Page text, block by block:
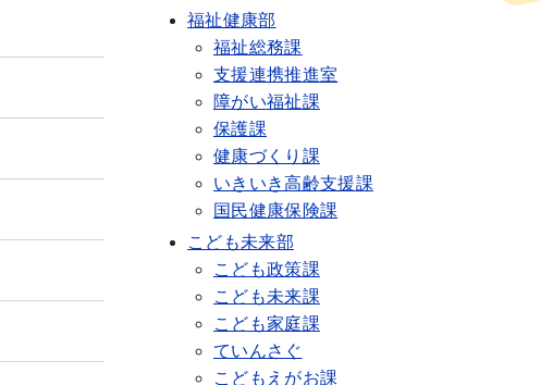
福祉健康部
福祉総務課
支援連携推進室
障がい福祉課
保護課
健康づくり課
いきいき高齢支援課
国民健康保険課
こども未来部
こども政策課
こども未来課
こども家庭課
ていんさぐ
こどもえがお課